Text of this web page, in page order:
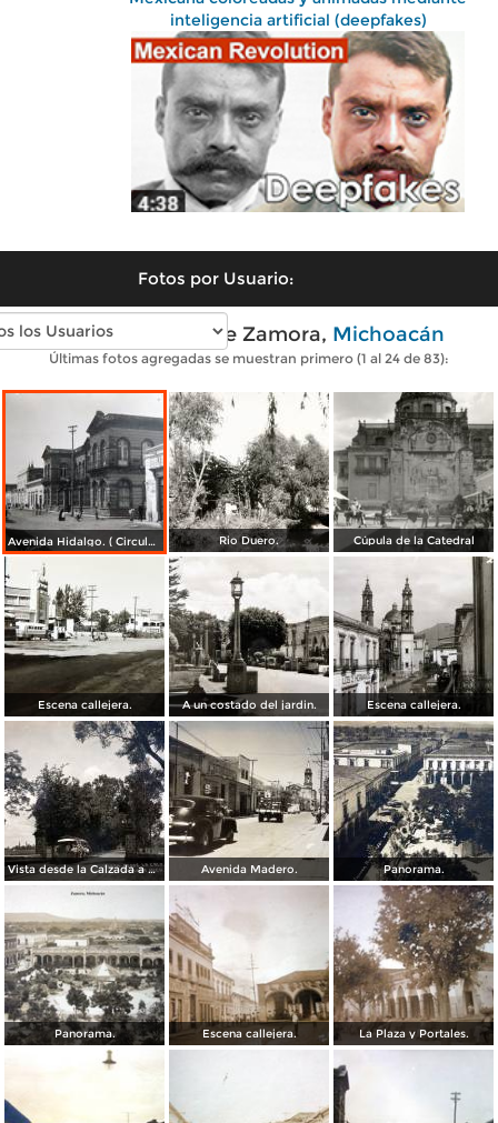
inteligencia artificial (deepfakes)
Fotos por Usuario:
Fotos antiguas de Zamora, Michoacán
Últimas fotos agregadas se muestran primero (1 al 24 de 83):
Avenida Hidalgo. ( Circulada el 19 de Junio de 1930 ). Rio Duero. Cúpula de la Catedral
Escena callejera. A un costado del jardin. Escena callejera.
Vista desde la Calzada a Jocona Zamora Michoacan. Avenida Madero. Panorama.
Panorama. Escena callejera. La Plaza y Portales.